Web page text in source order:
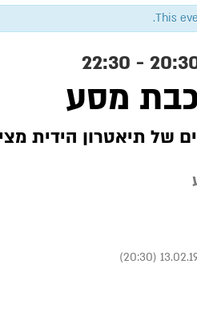
This
-
22:30
מסע
של תיאטרון הידית